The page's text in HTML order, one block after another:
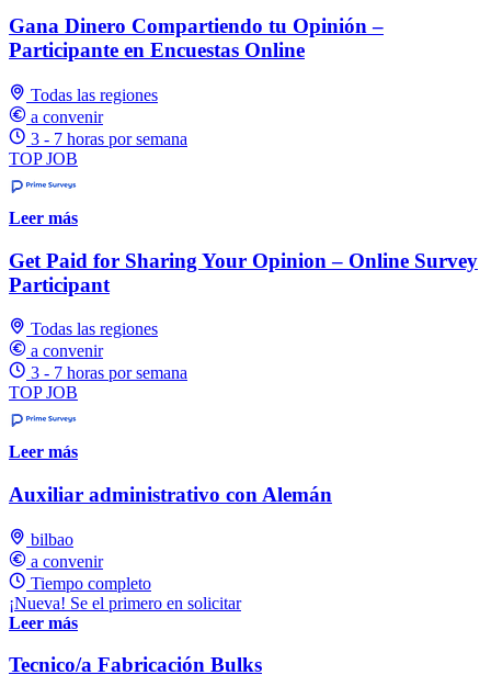
Gana Dinero Compartiendo tu Opinión –
Participante en Encuestas Online
Todas las regiones
a convenir
3 - 7 horas por semana
TOP JOB
Leer más
Get Paid for Sharing Your Opinion – Online Survey
Participant
Todas las regiones
a convenir
3 - 7 horas por semana
TOP JOB
Leer más
Auxiliar administrativo con Alemán
bilbao
a convenir
Tiempo completo
¡Nueva! Se el primero en solicitar
Leer más
Tecnico/a Fabricación Bulks